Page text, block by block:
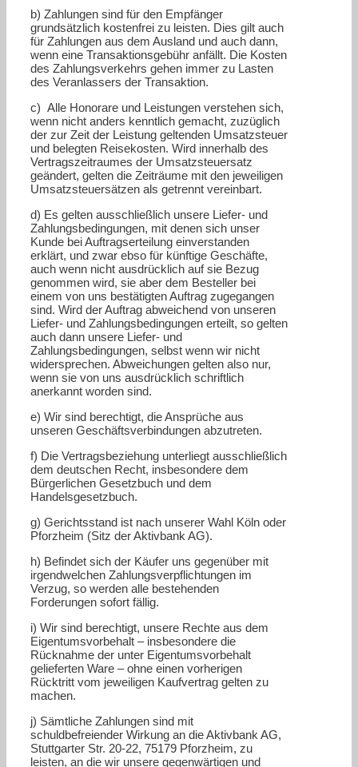
b) Zahlungen sind für den Empfänger
grundsätzlich kostenfrei zu leisten. Dies gilt auch
für Zahlungen aus dem Ausland und auch dann,
wenn eine Transaktionsgebühr anfällt. Die Kosten
des Zahlungsverkehrs gehen immer zu Lasten
des Veranlassers der Transaktion.
c) Alle Honorare und Leistungen verstehen sich,
wenn nicht anders kenntlich gemacht, zuzüglich
der zur Zeit der Leistung geltenden Umsatzsteuer
und belegten Reisekosten. Wird innerhalb des
Vertragszeitraumes der Umsatzsteuersatz
geändert, gelten die Zeiträume mit den jeweiligen
Umsatzsteuersätzen als getrennt vereinbart.
d) Es gelten ausschließlich unsere Liefer- und
Zahlungsbedingungen, mit denen sich unser
Kunde bei Auftragserteilung einverstanden
erklärt, und zwar ebso für künftige Geschäfte,
auch wenn nicht ausdrücklich auf sie Bezug
genommen wird, sie aber dem Besteller bei
einem von uns bestätigten Auftrag zugegangen
sind. Wird der Auftrag abweichend von unseren
Liefer- und Zahlungsbedingungen erteilt, so gelten
auch dann unsere Liefer- und
Zahlungsbedingungen, selbst wenn wir nicht
widersprechen. Abweichungen gelten also nur,
wenn sie von uns ausdrücklich schriftlich
anerkannt worden sind.
e) Wir sind berechtigt, die Ansprüche aus
unseren Geschäftsverbindungen abzutreten.
f) Die Vertragsbeziehung unterliegt ausschließlich
dem deutschen Recht, insbesondere dem
Bürgerlichen Gesetzbuch und dem
Handelsgesetzbuch.
g) Gerichtsstand ist nach unserer Wahl Köln oder
Pforzheim (Sitz der Aktivbank AG).
h) Befindet sich der Käufer uns gegenüber mit
irgendwelchen Zahlungsverpflichtungen im
Verzug, so werden alle bestehenden
Forderungen sofort fällig.
i) Wir sind berechtigt, unsere Rechte aus dem
Eigentumsvorbehalt – insbesondere die
Rücknahme der unter Eigentumsvorbehalt
gelieferten Ware – ohne einen vorherigen
Rücktritt vom jeweiligen Kaufvertrag gelten zu
machen.
j) Sämtliche Zahlungen sind mit
schuldbefreiender Wirkung an die Aktivbank AG,
Stuttgarter Str. 20-22, 75179 Pforzheim, zu
leisten, an die wir unsere gegenwärtigen und